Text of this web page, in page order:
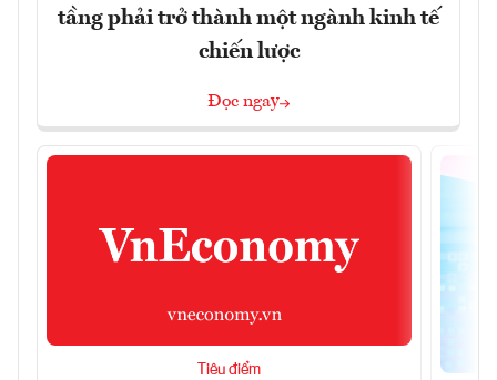
tầng phải trở thành một ngành kinh tế
chiến lược
Đọc ngay
Tiêu điểm